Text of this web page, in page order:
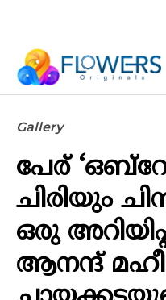
Gallery
പേര്
ചിരിയും
ഒരു
ആനന്ദ്